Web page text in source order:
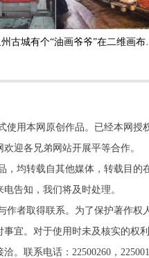
用本网原创作品。已经本网授
迎各兄弟网站开展平等合作。
均转载自其他媒体，转载目
告知，我们将及时处理。
者取得联系。为了保护著作
宜。对于使用时未及核实的
联系电话：22500260，